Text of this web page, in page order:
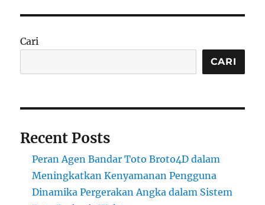
Cari
CARI
Recent Posts
Peran Agen Bandar Toto Broto4D dalam
Meningkatkan Kenyamanan Pengguna
Dinamika Pergerakan Angka dalam Sistem